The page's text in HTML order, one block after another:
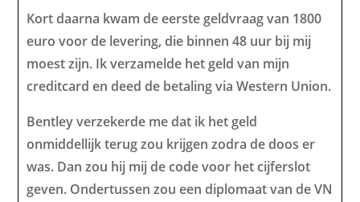
Kort daarna kwam de eerste geldvraag van 1800
euro voor de levering, die binnen 48 uur bij mij
moest zijn. Ik verzamelde het geld van mijn
creditcard en deed de betaling via Western Union.
Bentley verzekerde me dat ik het geld
onmiddellijk terug zou krijgen zodra de doos er
was. Dan zou hij mij de code voor het cijferslot
geven. Ondertussen zou een diplomaat van de VN